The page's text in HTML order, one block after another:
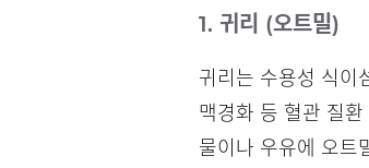
1. 귀리 (오트밀)
귀리는 수용성 식이
맥경화 등 혈관 질
물이나 우유에 오트